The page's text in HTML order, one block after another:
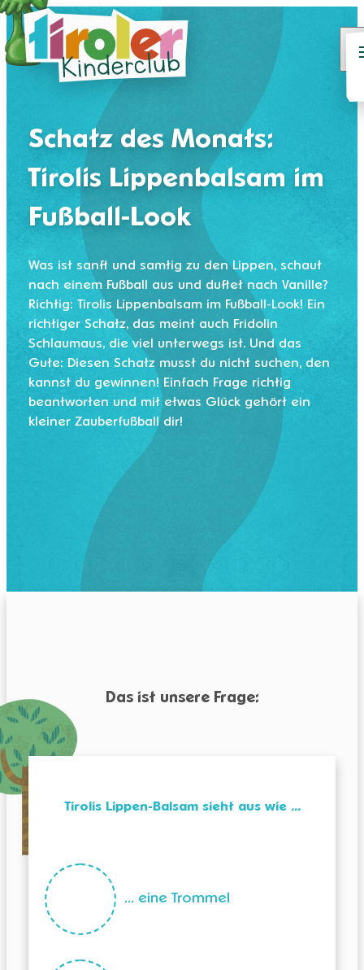
Schatz des Monats:
Tirolis Lippenbalsam im
Fußball-Look
Was ist sanft und samtig zu den Lippen, schaut
nach einem Fußball aus und duftet nach Vanille?
Richtig: Tirolis Lippenbalsam im Fußball-Look! Ein
richtiger Schatz, das meint auch Fridolin
Schlaumaus, die viel unterwegs ist. Und das
Gute: Diesen Schatz musst du nicht suchen, den
kannst du gewinnen! Einfach Frage richtig
beantworten und mit etwas Glück gehört ein
kleiner Zauberfußball dir!
Das ist unsere Frage:
Tirolis Lippen-Balsam sieht aus wie ...
... eine Trommel